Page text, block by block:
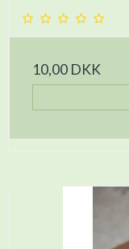
10,00 DKK